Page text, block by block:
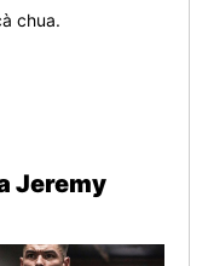
chua.
Jeremy